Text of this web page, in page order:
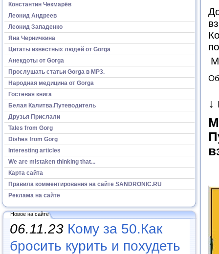
Константин Чекмарёв
Леонид Андреев
Леонид Западенко
Яна Черничкина
Цитаты известных людей от Gorga
Анекдоты от Gorga
Прослушать статьи Gorga в МР3.
Народная медицина от Gorga
Гостевая книга
Белая Калитва.Путеводитель
Друзья Прислали
Tales from Gorg
Dishes from Gorg
Interesting articles
We are mistaken thinking that...
Карта сайта
Правила комментирования на сайте SANDRONIC.RU
Реклама на сайте
Новое на сайте
06.11.23 Кому за 50.Как
бросить курить и похудеть